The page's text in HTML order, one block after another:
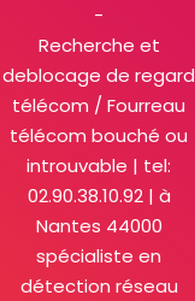
-
Recherche et
deblocage de regard
télécom / Fourreau
télécom bouché ou
introuvable | tel:
02.90.38.10.92 | à
Nantes 44000
spécialiste en
détection réseau